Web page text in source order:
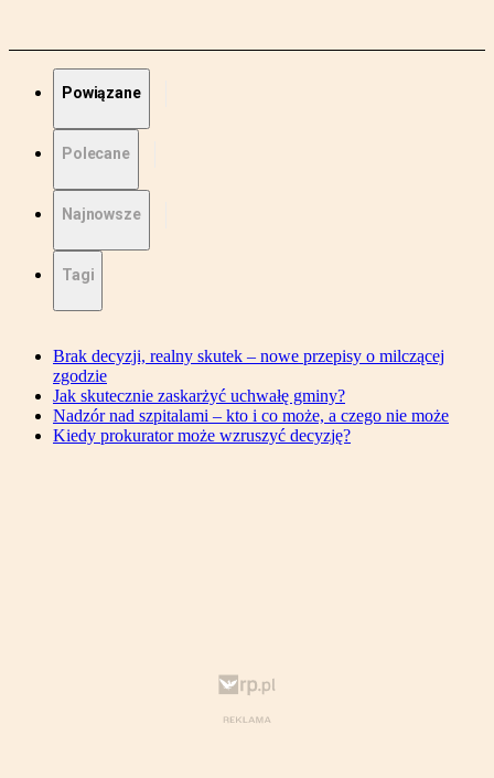
Powiązane
Polecane
Najnowsze
Tagi
Brak decyzji, realny skutek – nowe przepisy o milczącej
zgodzie
Jak skutecznie zaskarżyć uchwałę gminy?
Nadzór nad szpitalami – kto i co może, a czego nie może
Kiedy prokurator może wzruszyć decyzję?